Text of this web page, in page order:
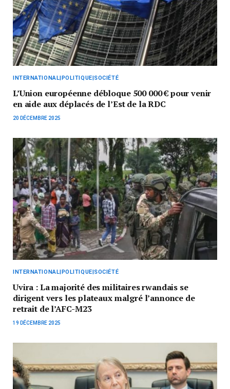
INTERNATIONAL|POLITIQUE|SOCIÉTÉ
L’Union européenne débloque 500 000 € pour venir
en aide aux déplacés de l’Est de la RDC
20 DÉCEMBRE 2025
INTERNATIONAL|POLITIQUE|SOCIÉTÉ
Uvira : La majorité des militaires rwandais se
dirigent vers les plateaux malgré l’annonce de
retrait de l’AFC-M23
19 DÉCEMBRE 2025